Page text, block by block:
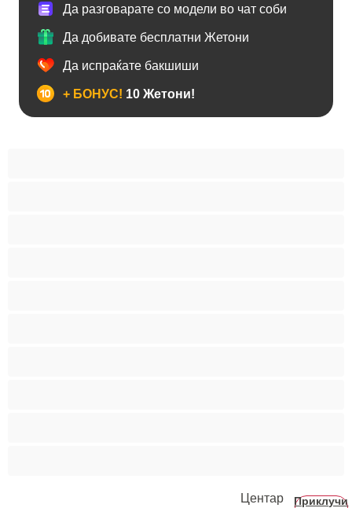
Да разговарате со модели во чат соби
Да добивате бесплатни Жетони
Да испраќате бакшиши
+ БОНУС! 10 Жетони!
Центар
Приклучи